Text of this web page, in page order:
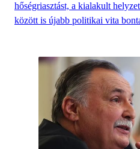
hőségriasztást, a kialakult
között is újabb politikai vita